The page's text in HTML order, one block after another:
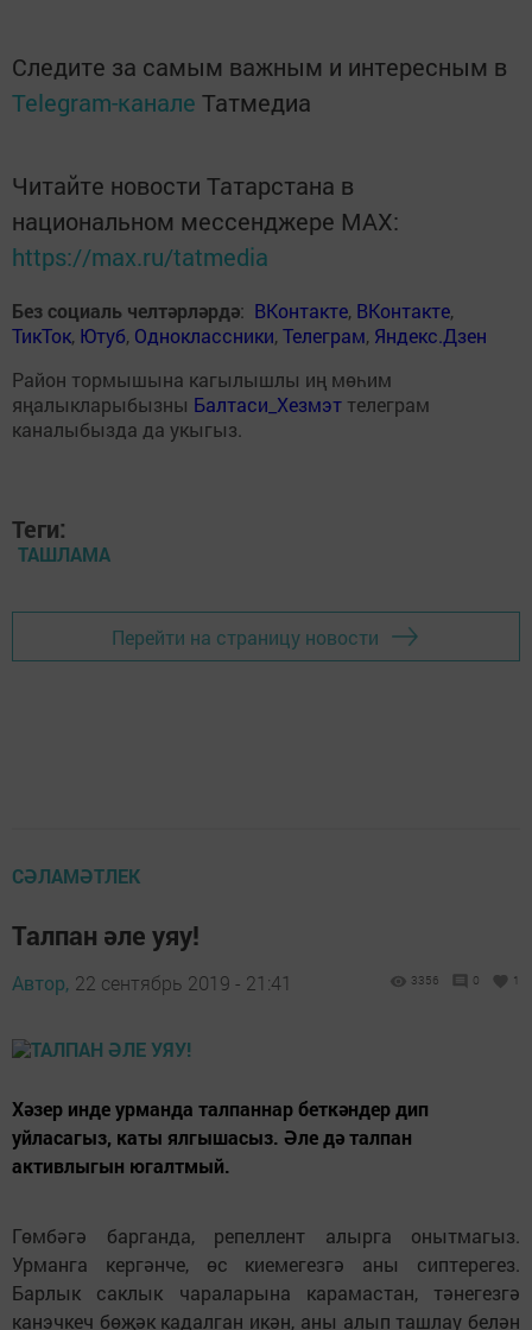
Следите за самым важным и интересным в
Telegram-канале Татмедиа
Читайте новости Татарстана в
национальном мессенджере MАХ:
https://max.ru/tatmedia
Без социаль челтәрләрдә: ВКонтакте, ВКонтакте,
ТикТок, Ютуб, Одноклассники,Телеграм, Яндекс.Дзен
Район тормышына кагылышлы иң мөһим
яңалыкларыбызны Балтаси_Хезмэт телеграм
каналыбызда да укыгыз.
Теги:
ТАШЛАМА
Перейти на страницу новости
СӘЛАМӘТЛЕК
Талпан әле уяу!
Автор, 22 сентябрь 2019 - 21:41 3356 0 1
Хәзер инде урманда талпаннар беткәндер дип
уйласагыз, каты ялгышасыз. Әле дә талпан
активлыгын югалтмый.
Гөмбәгә барганда, репеллент алырга онытмагыз.
Урманга кергәнче, өс киемегезгә аны сиптерегез.
Барлык саклык чараларына карамастан, тәнегезгә
канэчкеч бөҗәк кадалган икән, аны алып ташлау белән